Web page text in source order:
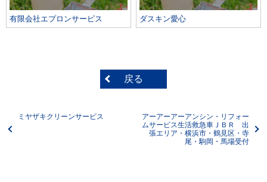
有限会社エプロンサービス ダスキン愛心
戻る
ミヤザキクリーンサービス
アーアーアーアンシン・リフォー
ムサービス生活救急車ＪＢＲ 出
張エリア・横浜市・鶴見区・寺
尾・駒岡・馬場受付